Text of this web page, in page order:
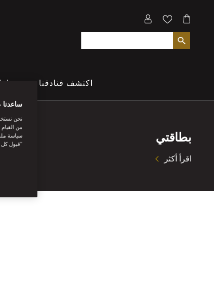
اكتشف فنادقنا
بطاقتي
اقرأ أكثر
نحن
من
سياسة
“قبول